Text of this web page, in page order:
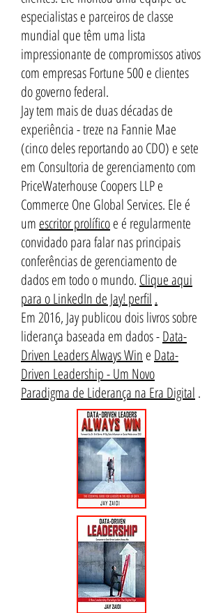
especialistas e parceiros de classe
mundial que têm uma lista
impressionante de compromissos ativos
com empresas Fortune 500 e clientes
do governo federal.
Jay tem mais de duas décadas de
experiência - treze na Fannie Mae
(cinco deles reportando ao CDO) e sete
em Consultoria de gerenciamento com
PriceWaterhouse Coopers LLP e
Commerce One Global Services. Ele é
um escritor prolíficoe é regularmente
convidado para falar nas principais
conferências de gerenciamento de
dados em todo o mundo. Clique aqui
para o LinkedIn de Jay! perfil .
Em 2016, Jay publicou dois livros sobre
liderança baseada em dados -Data-
Driven Leaders Always Win e Data-
Driven Leadership - Um Novo
Paradigma de Liderança na Era Digital .